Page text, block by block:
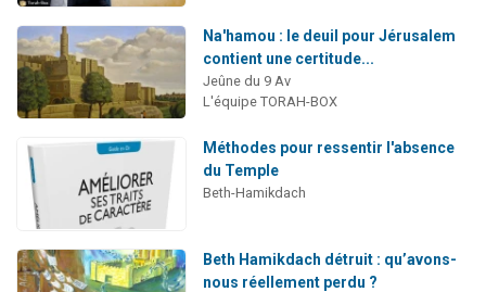
Na'hamou : le deuil pour Jérusalem
contient une certitude...
Jeûne du 9 Av
L'équipe TORAH-BOX
Méthodes pour ressentir l'absence
du Temple
Beth-Hamikdach
Beth Hamikdach détruit : qu’avons-
nous réellement perdu ?